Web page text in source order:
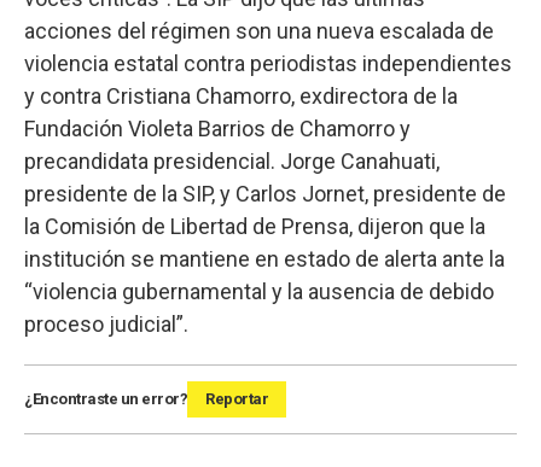
acciones del régimen son una nueva escalada de
violencia estatal contra periodistas independientes
y contra Cristiana Chamorro, exdirectora de la
Fundación Violeta Barrios de Chamorro y
precandidata presidencial. Jorge Canahuati,
presidente de la SIP, y Carlos Jornet, presidente de
la Comisión de Libertad de Prensa, dijeron que la
institución se mantiene en estado de alerta ante la
“violencia gubernamental y la ausencia de debido
proceso judicial”.
¿Encontraste un error? Reportar